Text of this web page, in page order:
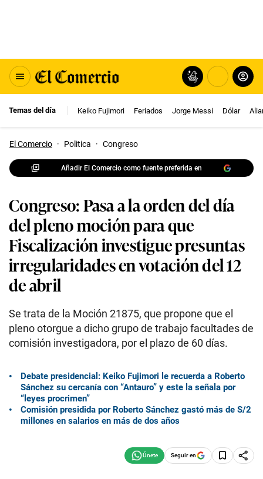
Temas del día Keiko Fujimori Feriados Jorge Messi Dólar
El Comercio · Politica · Congreso
Añadir El Comercio como fuente preferida en
Congreso: Pasa a la orden del día
del pleno moción para que
Fiscalización investigue presuntas
irregularidades en votación del 12
de abril
Se trata de la Moción 21875, que propone que el
pleno otorgue a dicho grupo de trabajo facultades de
comisión investigadora, por el plazo de 60 días.
Debate presidencial: Keiko Fujimori le recuerda a Roberto
Sánchez su cercanía con “Antauro” y este la señala por
“leyes procrimen”
Comisión presidida por Roberto Sánchez gastó más de S/2
millones en salarios en más de dos años
Seguir en